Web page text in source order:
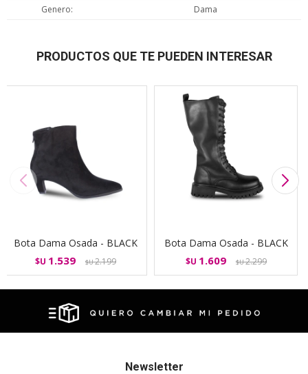
Genero Dama
PRODUCTOS QUE TE PUEDEN INTERESAR
Bota Dama Osada - BLACK
$U 1.539 $U2.199
Bota Dama Osada - BLACK
$U 1.609 $U2.299
Newsletter